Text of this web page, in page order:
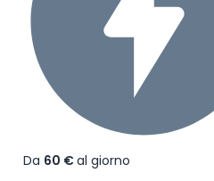
Da 60 €al giorno